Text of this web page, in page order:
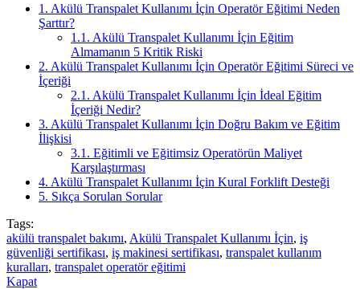
1. Akülü Transpalet Kullanımı İçin Operatör Eğitimi Neden
Şarttır?
1.1. Akülü Transpalet Kullanımı İçin Eğitim
Almamanın 5 Kritik Riski
2. Akülü Transpalet Kullanımı İçin Operatör Eğitimi Süreci ve
İçeriği
2.1. Akülü Transpalet Kullanımı İçin İdeal Eğitim
İçeriği Nedir?
3. Akülü Transpalet Kullanımı İçin Doğru Bakım ve Eğitim
İlişkisi
3.1. Eğitimli ve Eğitimsiz Operatörün Maliyet
Karşılaştırması
4. Akülü Transpalet Kullanımı İçin Kural Forklift Desteği
5. Sıkça Sorulan Sorular
Tags:
akülü transpalet bakımı, Akülü Transpalet Kullanımı İçin, iş
güvenliği sertifikası, iş makinesi sertifikası, transpalet kullanım
kuralları, transpalet operatör eğitimi
Kapat